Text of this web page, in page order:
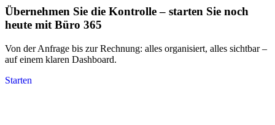
Übernehmen Sie die Kontrolle – starten Sie noch
heute mit Büro 365
Von der Anfrage bis zur Rechnung: alles organisiert, alles sichtbar –
auf einem klaren Dashboard.
Starten